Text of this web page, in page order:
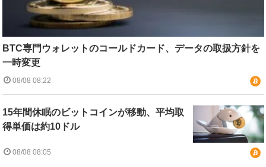
BTC専門ウォレットのコールドカード、データの取扱方針を
一時変更
08/08 08:22
15年間休眠のビットコインが移動、平均取
得単価は約10ドル
08/08 08:05